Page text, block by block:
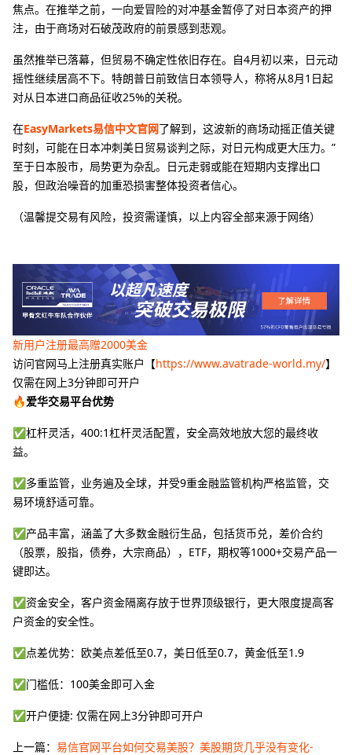
焦点。在推举之前，一向爱冒险的对冲基金暂停了对日本资产的押
注，由于商场对石破茂政府的前景感到悲观。
虽然推举已落幕，但贸易不确定性依旧存在。自4月初以来，日元动
摇性继续居高不下。特朗普日前致信日本领导人，称将从8月1日起
对从日本进口商品征收25%的关税。
在EasyMarkets易信中文官网了解到，这波新的商场动摇正值关键
时刻，可能在日本冲刺美日贸易谈判之际，对日元构成更大压力。”
至于日本股市，局势更为杂乱。日元走弱或能在短期内支撑出口
股，但政治噪音的加重恐损害整体投资者信心。
（温馨提交易有风险，投资需谨慎，以上内容全部来源于网络）
新用户注册最高赠2000美金
访问官网马上注册真实账户【https://www.avatrade-world.my/】
仅需在网上3分钟即可开户
🔥爱华交易平台优势
✅杠杆灵活，400:1杠杆灵活配置，安全高效地放大您的最终收
益。
✅多重监管，业务遍及全球，并受9重金融监管机构严格监管，交
易环境舒适可靠。
✅产品丰富，涵盖了大多数金融衍生品，包括货币兑，差价合约
（股票，股指，债券，大宗商品），ETF，期权等1000+交易产品一
键即达。
✅资金安全，客户资金隔离存放于世界顶级银行，更大限度提高客
户资金的安全性。
✅点差优势：欧美点差低至0.7，美日低至0.7，黄金低至1.9
✅门槛低：100美金即可入金
✅开户便捷: 仅需在网上3分钟即可开户
上一篇： 易信官网平台如何交易美股？美股期货几乎没有变化-